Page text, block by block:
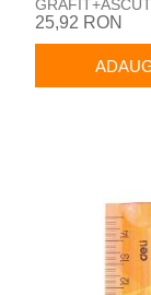
25,92 RON